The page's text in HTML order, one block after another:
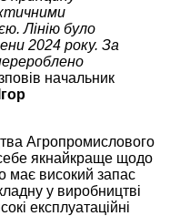
Лінію було
2024 року. За
начальник
Ігор
Агропромислового
якнайкраще щодо
має високий запас
у виробництві
експлуатаційні